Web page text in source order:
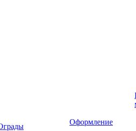
Оформление